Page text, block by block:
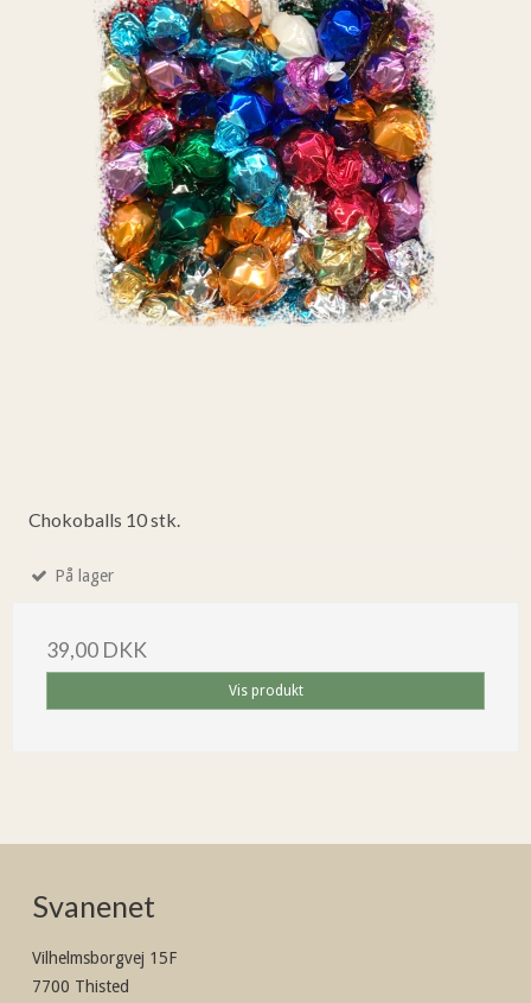
Chokoballs 10 stk.
På lager
39,00 DKK
Vis produkt
Svanenet
Vilhelmsborgvej 15F
7700 Thisted